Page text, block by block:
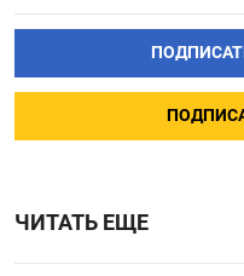
ЧИТАТЬ ЕЩЕ